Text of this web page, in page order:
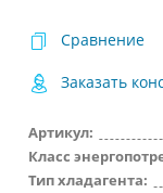
Сравнение
Заказать
Артикул:
Класс
Тип хладагента: